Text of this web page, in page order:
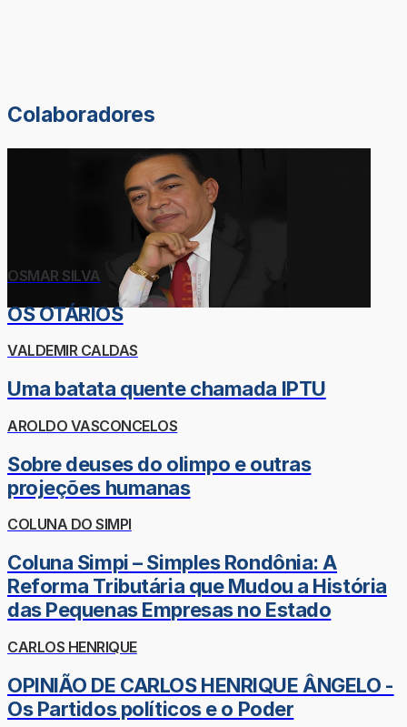
Colaboradores
OSMAR SILVA
OS OTÁRIOS
VALDEMIR CALDAS
Uma batata quente chamada IPTU
AROLDO VASCONCELOS
Sobre deuses do olimpo e outras
projeções humanas
COLUNA DO SIMPI
Coluna Simpi – Simples Rondônia: A
Reforma Tributária que Mudou a História
das Pequenas Empresas no Estado
CARLOS HENRIQUE
OPINIÃO DE CARLOS HENRIQUE ÂNGELO -
Os Partidos políticos e o Poder